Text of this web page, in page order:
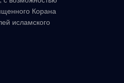
Корана
исламского